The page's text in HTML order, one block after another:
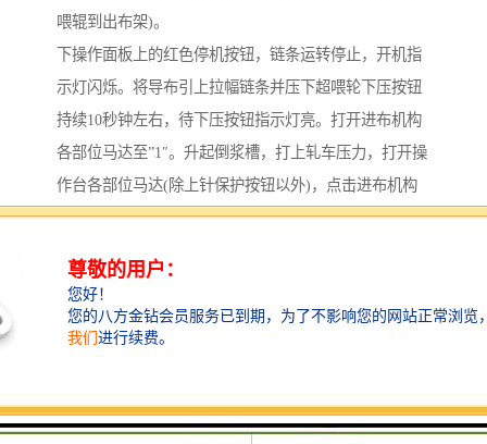
喂辊到出布架)。
下操作面板上的红色停机按钮，链条运转停止，开机指
示灯闪烁。将导布引上拉幅链条并压下超喂轮下压按钮
持续10秒钟左右，待下压按钮指示灯亮。打开进布机构
各部位马达至”1″。升起倒浆槽，打上轧车压力，打开操
作台各部位马达(除上针保护按钮以外)，点击进布机构
左上角进布总控制按钮至绿色。
华工料并放入倒浆槽(排掉前20L)。根据要加工的布的组
织状况及工艺要求落布卷装或者车装。设定各部分的参
数，根据要加工的布的纬斜情况预设整纬器中快/中慢，
机按钮，加速指示灯闪烁，设定工艺要求的车速并确